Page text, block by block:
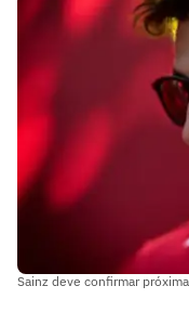
Sainz deve confirmar